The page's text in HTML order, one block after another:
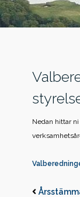
Nedan hittar